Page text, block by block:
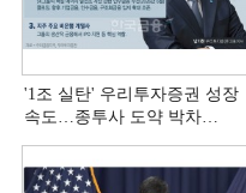
'1조 실탄' 우리투자증권 성장
속도…종투사 도약 박차
증권사 (5)]